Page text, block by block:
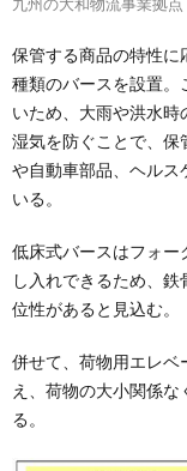
九州の大和物流事業拠点
保管する商品の特性に
種類のバースを設置。
いため、大雨や洪水
湿気を防ぐことで、保
や自動車部品、ヘルス
いる。
低床式バースはフォー
し入れできるため、
位性があると見込む。
併せて、荷物用エレ
え、荷物の大小関係
る。